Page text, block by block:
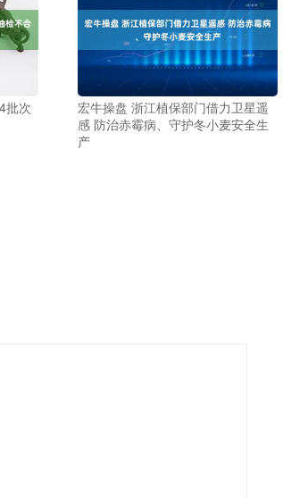
批次
宏牛操盘 浙江植保部门借力卫星遥
感 防治赤霉病、守护冬小麦安全生
产